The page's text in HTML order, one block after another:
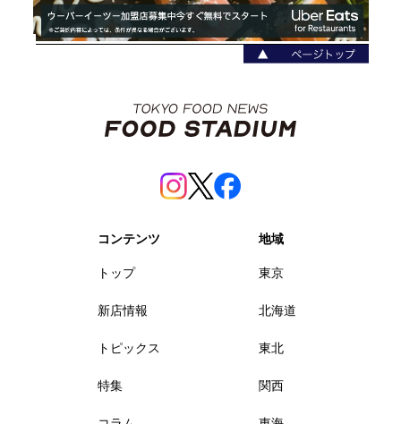
コンテンツ
トップ
新店情報
トピックス
特集
地域
東京
北海道
東北
関西